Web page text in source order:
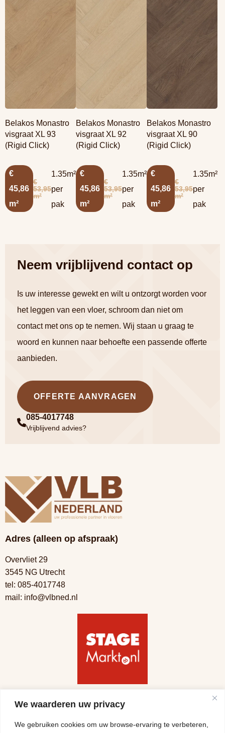
We waarderen uw privacy
We gebruiken cookies om uw browse-ervaring te verbeteren,
Belakos Monastro
visgraat XL 93
(Rigid Click)
€
45,86
m²
€
53,95
m²
1.35m²
per
pak
Belakos Monastro
visgraat XL 92
(Rigid Click)
€
45,86
m²
€
53,95
m²
1.35m²
per
pak
overBelakos
Belakos Monastro
visgraat XL 90
(Rigid Click)
€
45,86
m²
€
53,95
m²
1.35m²
per
pak
overBelakos
Monastro visgraat
XL 90 (Rigid Click)
Neem vrijblijvend contact op
Is uw interesse gewekt en wilt u ontzorgt worden voor
het leggen van een vloer, schroom dan niet om
contact met ons op te nemen. Wij staan u graag te
woord en kunnen naar behoefte een passende offerte
aanbieden.
OFFERTE AANVRAGEN
085-4017748
Vrijblijvend advies?
Adres (alleen op afspraak)
Overvliet 29
3545 NG Utrecht
tel: 085-4017748
mail: info@vlbned.nl
Volg ons